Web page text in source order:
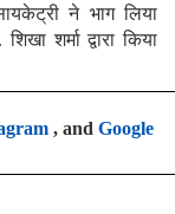
ने भाग लिया
शर्मा द्वारा किया
, and Google